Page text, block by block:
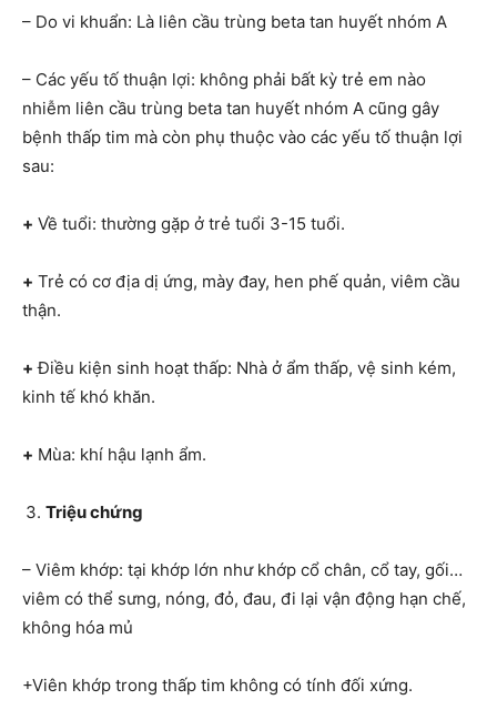
– Do vi khuẩn: Là liên cầu trùng beta tan huyết nhóm A
– Các yếu tố thuận lợi: không phải bất kỳ trẻ em nào
nhiễm liên cầu trùng beta tan huyết nhóm A cũng gây
bệnh thấp tim mà còn phụ thuộc vào các yếu tố thuận lợi
sau:
+ Về tuổi: thường gặp ở trẻ tuổi 3-15 tuổi.
+ Trẻ có cơ địa dị ứng, mày đay, hen phế quản, viêm cầu
thận.
+ Điều kiện sinh hoạt thấp: Nhà ở ẩm thấp, vệ sinh kém,
kinh tế khó khăn.
+ Mùa: khí hậu lạnh ẩm.
Triệu chứng
– Viêm khớp: tại khớp lớn như khớp cổ chân, cổ tay, gối…
viêm có thể sưng, nóng, đỏ, đau, đi lại vận động hạn chế,
không hóa mủ
+Viên khớp trong thấp tim không có tính đối xứng.